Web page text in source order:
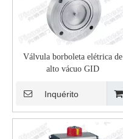
Válvula borboleta elétrica de
alto vácuo GID
Inquérito